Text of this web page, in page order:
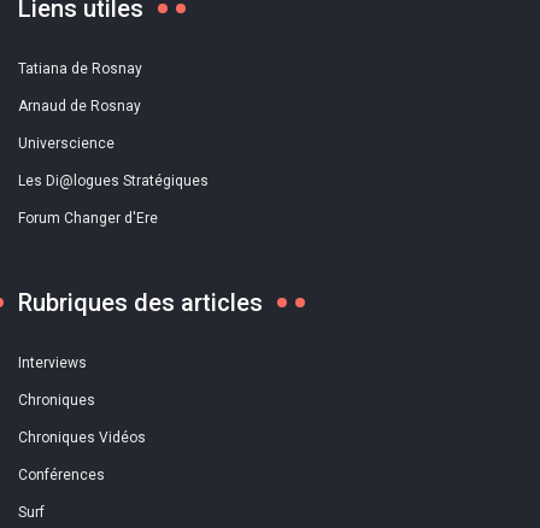
Liens utiles
Tatiana de Rosnay
Arnaud de Rosnay
Universcience
Les Di@logues Stratégiques
Forum Changer d'Ere
Rubriques des articles
Interviews
Chroniques
Chroniques Vidéos
Conférences
Surf